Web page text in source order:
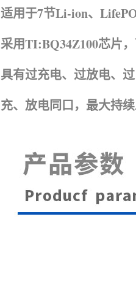
适用于7节Li-ion、
采用TI:BQ34Z100芯片
具有过充电、过放电、
充、放电同口，最大持续